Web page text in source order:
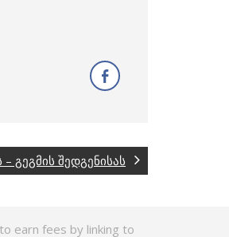
გეგმის შედგენისას
earn fees by linking to